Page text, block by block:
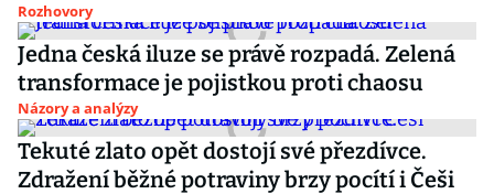
Rozhovory
Jedna česká iluze se právě rozpadá. Zelená
transformace je pojistkou proti chaosu
Názory a analýzy
Tekuté zlato opět dostojí své přezdívce.
Zdražení běžné potraviny brzy pocítí i Češi